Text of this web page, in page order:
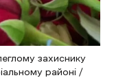
захиснику
районі /